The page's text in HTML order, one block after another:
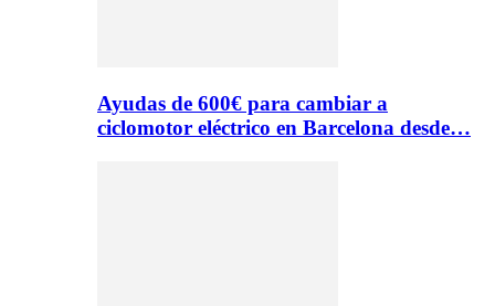
Ayudas de 600€ para cambiar a
ciclomotor eléctrico en Barcelona desde…